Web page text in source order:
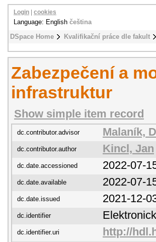
DSpace Home Kvalifikační práce dle fakult
Login cookies
Language: English čeština
Zabezpečení a
infrastruktur
Show simple item record
dc.contributor.advisor Malaník,
dc.contributor.author Kincl, Jan
dc.date.accessioned 2022-07-
dc.date.available 2022-07-
dc.date.issued 2021-12-
dc.identifier
dc.identifier.uri http://